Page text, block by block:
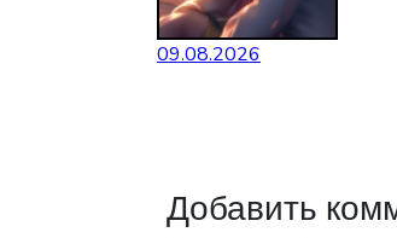
09.08.2026
Добавить